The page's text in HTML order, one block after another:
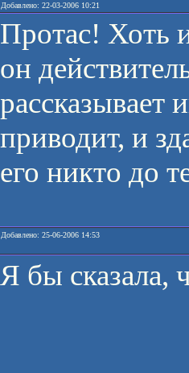
Добавлено: 22-03-2006 10:21
Протас! Хоть
он
рассказывает
приводит, и
его никто до
Добавлено: 25-06-2006 14:53
Я бы